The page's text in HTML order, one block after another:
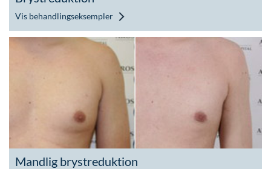
Vis behandlingseksempler
Mandlig brystreduktion